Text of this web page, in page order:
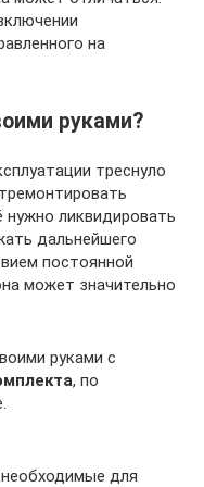
на
руками?
треснуло
ликвидировать
дальнейшего
постоянной
может значительно
руками с
, по
для